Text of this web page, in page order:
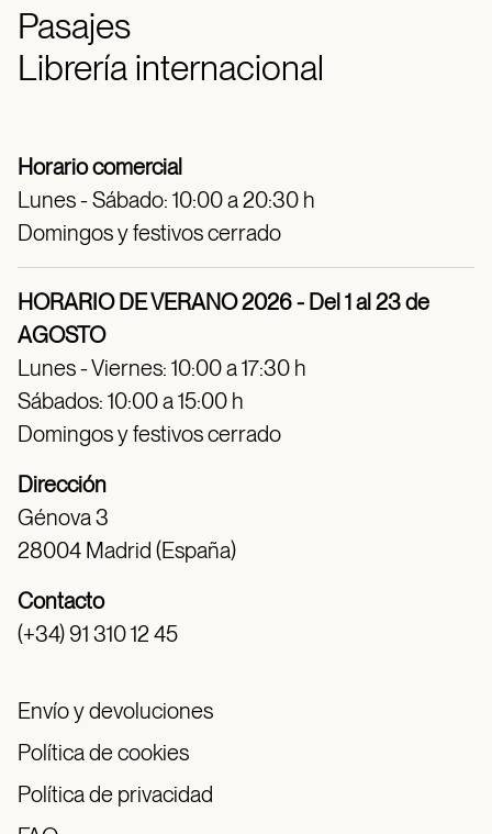
Pasajes
Librería internacional
Horario comercial
Lunes - Sábado: 10:00 a 20:30 h
Domingos y festivos cerrado
HORARIO DE VERANO 2026 - Del 1 al 23 de
AGOSTO
Lunes - Viernes: 10:00 a 17:30 h
Sábados: 10:00 a 15:00 h
Domingos y festivos cerrado
Dirección
Génova 3
28004 Madrid (España)
Contacto
(+34) 91 310 12 45
Envío y devoluciones
Política de cookies
Política de privacidad